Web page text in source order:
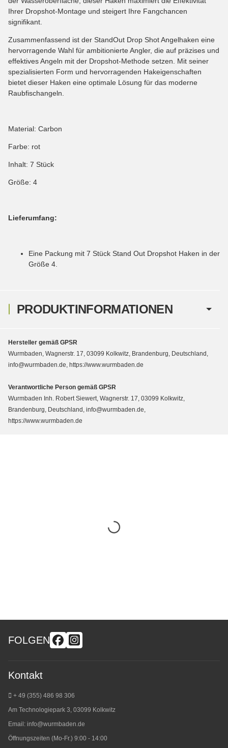
PRODUKTINFORMATIONEN
Ihrer Dropshot-Montage und steigert Ihre Fangchancen
signifikant.
Zusammenfassend ist der StandOut Drop Shot Angelhaken eine
hervorragende Wahl für ambitionierte Angler, die auf präzises und
effektives Angeln mit der Dropshot-Methode setzen. Mit seiner
spezialisierten Form und hervorragenden Hakeigenschaften
bietet dieser Haken eine optimale Lösung für das moderne
Raubfischangeln.
Material: Carbon
Farbe: rot
Inhalt: 7 Stück
Größe: 4
Lieferumfang:
Eine Packung mit 7 Stück Stand Out Dropshot Haken in der
Größe 4.
Hersteller gemäß GPSR
Wurmbaden, Wagnerstr. 17, 03099 Kolkwitz, Brandenburg, Deutschland,
info@wurmbaden.de, https://www.wurmbaden.de
Verantwortliche Person gemäß GPSR
Wurmbaden Inh. Robert Siewert, Wagnerstr. 17, 03099 Kolkwitz,
Brandenburg, Deutschland, info@wurmbaden.de,
https://www.wurmbaden.de
FOLGEN
Kontakt
+ 49 (355) 486 98 306
Am Technologiepark 3, 03099 Kolkwitz
Email: info@wurmbaden.de
Öffnungszeiten (Mo-Fr.) 9:00 - 14:00